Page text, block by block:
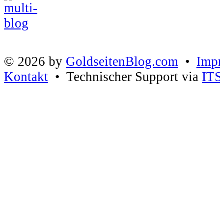
© 2026 by GoldseitenBlog.com •
Kontakt • Technischer Support via